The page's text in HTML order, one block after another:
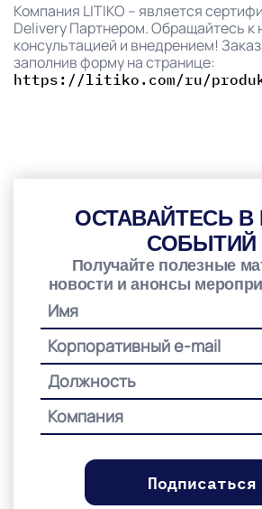
Компания LITIKO – является
Delivery Партнером. Обращайтесь к
консультацией и внедрением!
заполнив форму на странице:
https://litiko.com/ru/
ОСТАВАЙТЕСЬ В
СОБЫТИЙ
Получайте полезные
новости и анонсы